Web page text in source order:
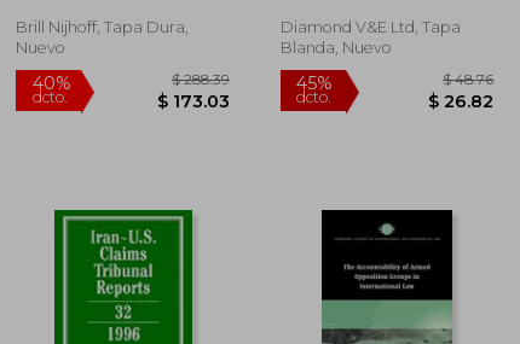
Implications (en
Inglés)
Brill Nijhoff, Tapa Dura,
Nuevo
Persuasion, Body
Language, Hypnosis,
Inglés)
Diamond V&e Ltd, Tapa
Blanda, Nuevo